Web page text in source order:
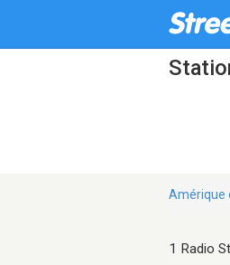
Amérique
1 Radio